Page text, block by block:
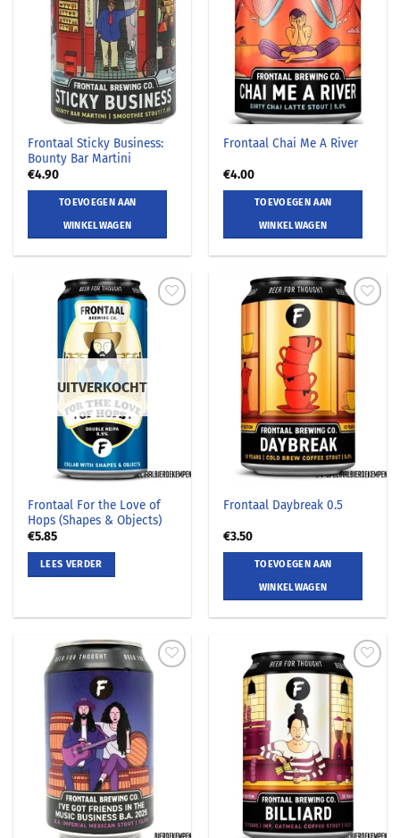
Frontaal Sticky Business:
Bounty Bar Martini
€4.90
TOEVOEGEN AAN
WINKELWAGEN
Frontaal Chai Me A River
€4.00
TOEVOEGEN AAN
WINKELWAGEN
UITVERKOCHT
Frontaal For the Love of
Hops (Shapes & Objects)
€5.85
LEES VERDER
Frontaal Daybreak 0.5
€3.50
TOEVOEGEN AAN
WINKELWAGEN